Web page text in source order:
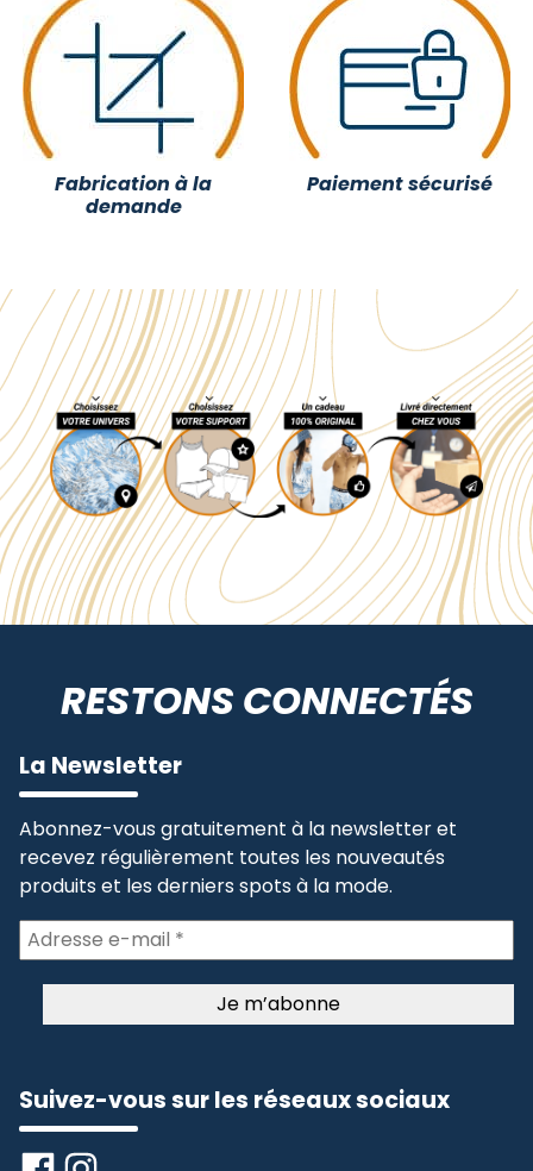
Fabrication à la
demande
Paiement sécurisé
RESTONS CONNECTÉS
La Newsletter
Abonnez-vous gratuitement à la newsletter et
recevez régulièrement toutes les nouveautés
produits et les derniers spots à la mode.
Suivez-vous sur les réseaux sociaux